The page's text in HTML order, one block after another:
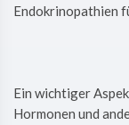
Endokrinopathien
Ein wichtiger
Hormonen und